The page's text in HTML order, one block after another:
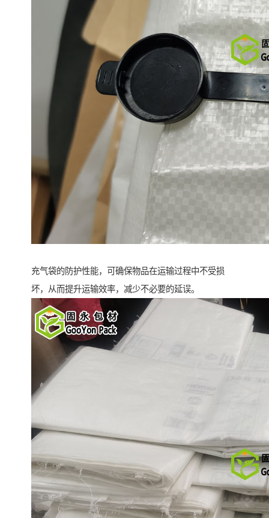
充气袋的防护性能，可确保物品在运输过程中不受损
坏，从而提升运输效率，减少不必要的延误。